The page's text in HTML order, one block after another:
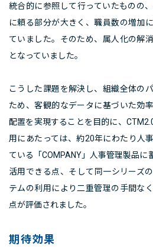
統合的に参照して行っていたものの
に頼る部分が大きく、職員数の増加
ていました。そのため、属人化の解
となっていました。
こうした課題を解決し、組織全体の
ため、客観的なデータに基づいた効
配置を実現することを目的に、
用にあたっては、約20年にわたり人
ている「COMPANY」人事管理製品に
活用できる点、そして同一シリーズ
テムの利用により二重管理の手間な
点が評価されました。
期待効果